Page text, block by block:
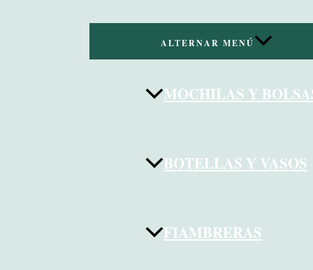
ALTERNAR MENÚ
MOCHILAS Y
BOTELLAS Y VASOS
FIAMBRERAS